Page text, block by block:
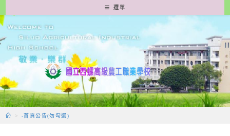
轉
至
要
容
選單
> -首頁公告(勿勾選)